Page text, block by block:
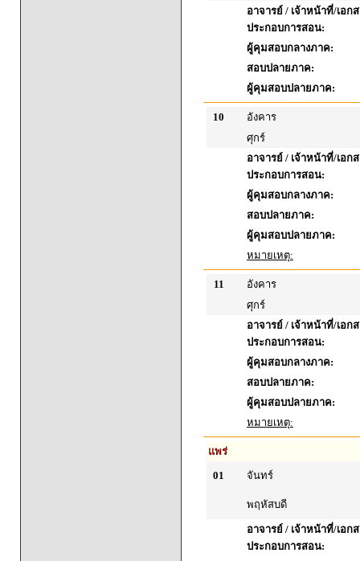
อาจารย์ / เจ้าหน้าที่/เอก
ประกอบการสอน:
ผู้คุมสอบกลางภาค:
สอบปลายภาค:
ผู้คุมสอบปลายภาค:
10
อังคาร
ศุกร์
อาจารย์ / เจ้าหน้าที่/เอก
ประกอบการสอน:
ผู้คุมสอบกลางภาค:
สอบปลายภาค:
ผู้คุมสอบปลายภาค:
หมายเหตุ:
11
อังคาร
ศุกร์
อาจารย์ / เจ้าหน้าที่/เอก
ประกอบการสอน:
ผู้คุมสอบกลางภาค:
สอบปลายภาค:
ผู้คุมสอบปลายภาค:
หมายเหตุ:
แพร่
01
จันทร์
พฤหัสบดี
อาจารย์ / เจ้าหน้าที่/เอก
ประกอบการสอน: